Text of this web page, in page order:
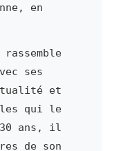
en
ses
et
qui le
30 ans, il
de son